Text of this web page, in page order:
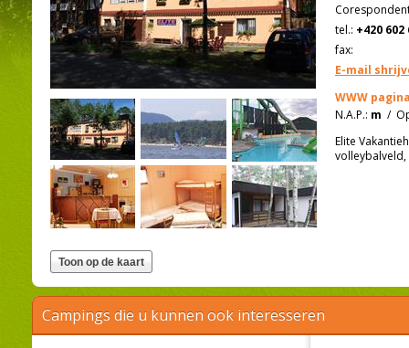
tel.: +420 602
fax:
E-mail
WWW
N.A.P.: m /
Elite
Campings die u kunnen ook interesseren